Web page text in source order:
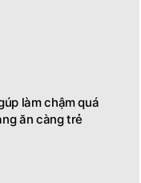
làm chậm quá
ăn càng trẻ